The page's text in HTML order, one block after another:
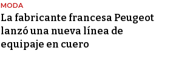
MODA
La fabricante francesa Peugeot
lanzó una nueva línea de
equipaje en cuero